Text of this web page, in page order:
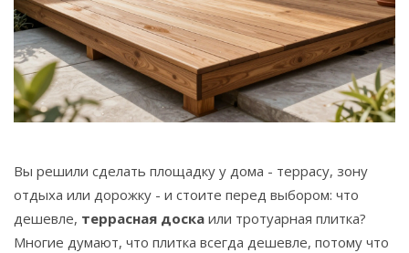
ФЗ-152
Связаться
© 2026. Все права защищены.
Вы решили сделать площадку у дома - террасу, зону
отдыха или дорожку - и стоите перед выбором: что
дешевле, террасная доска или тротуарная плитка?
Многие думают, что плитка всегда дешевле, потому что